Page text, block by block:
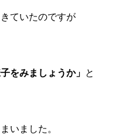
ていたのですが
をみましょうか」 と
いました。